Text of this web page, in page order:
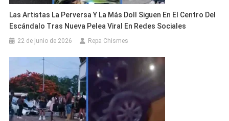
Las Artistas La Perversa Y La Más Doll Siguen En El Centro Del
Escándalo Tras Nueva Pelea Viral En Redes Sociales
22 de junio de 2026 Repa Chismes